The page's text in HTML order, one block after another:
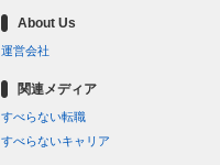
About Us
運営会社
関連メディア
すべらない転職
すべらないキャリア